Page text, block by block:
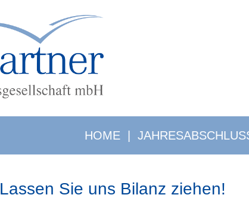
HOME
Lassen Sie uns Bilanz ziehen!